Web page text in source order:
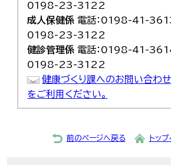
0198-23-3122
成人保健係 電話：0198-41-3613
0198-23-3122
健診管理係 電話：0198-41-3614
0198-23-3122
健康づくり課へのお問い合わ
をご利用ください。
前のページへ戻る トッ